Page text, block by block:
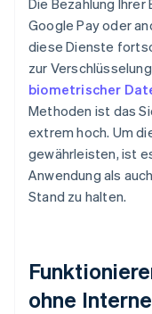
Google Pay oder
diese Dienste
zur
biometrischer
Methoden ist das
extrem hoch. Um
gewährleisten, ist
Anwendung als
Stand zu halten.
ohne